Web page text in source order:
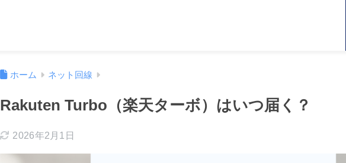
ホーム ネット回線
Rakuten Turbo（楽天ターボ）はいつ届く？
2026年2月1日